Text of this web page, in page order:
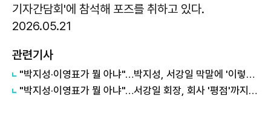
기자간담회'에 참석해 포즈를 취하고 있다.
2026.05.21
관련기사
"박지성·이영표가 뭘 아냐"…박지성, 서강일 막말에 '이렇게' 답했다
"박지성·이영표가 뭘 아냐"…서강일 회장, 회사 '평점'까지 털렸다